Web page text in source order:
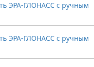
ЭРА-ГЛОНАСС с ручным
ЭРА-ГЛОНАСС с ручным